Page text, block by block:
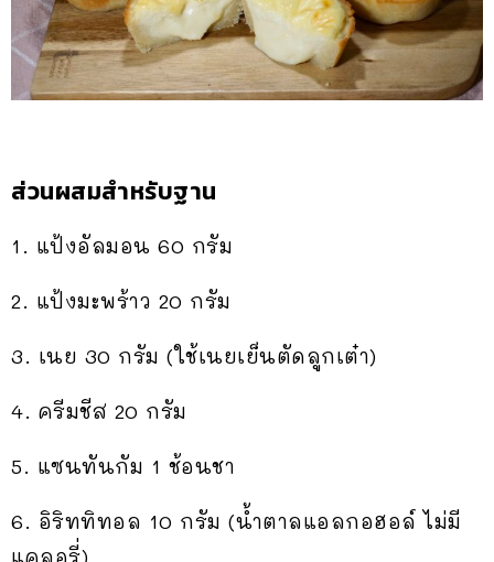
ส่วนผสมสำหรับฐาน
1. แป้งอัลมอน 60 กรัม
2. แป้งมะพร้าว 20 กรัม
3. เนย 30 กรัม (ใช้เนยเย็นตัดลูกเต๋า)
4. ครีมชีส 20 กรัม
5. แซนทันกัม 1 ช้อนชา
6. อิริททิทอล 10 กรัม (น้ำตาลแอลกอฮอล์ ไม่มี
แคลอรี่)